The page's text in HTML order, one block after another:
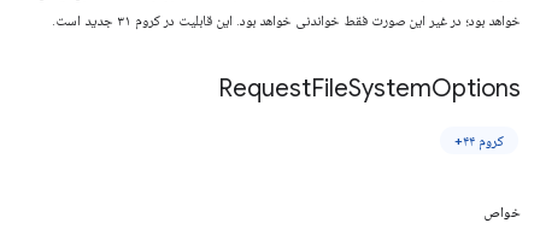
خواهد بود؛ در غیر این صورت فقط خواندنی خواهد بود. این قابلیت در کروم ۳۱ جدید است.
RequestFileSystemOptions
کروم ۴۴+
خواص